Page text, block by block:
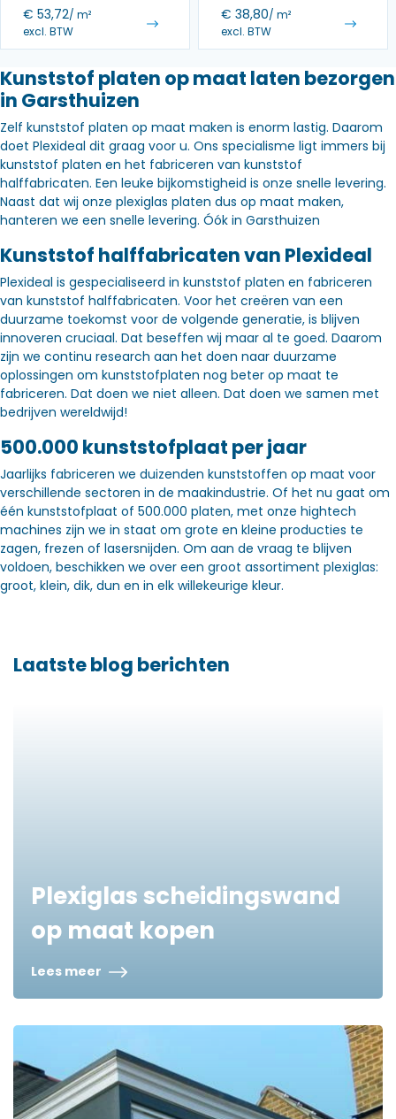
€ 53,72/ m²
excl. BTW
€ 38,80/ m²
excl. BTW
Kunststof platen op maat laten bezorgen
in Garsthuizen
Zelf kunststof platen op maat maken is enorm lastig. Daarom
doet Plexideal dit graag voor u. Ons specialisme ligt immers bij
kunststof platen en het fabriceren van kunststof
halffabricaten. Een leuke bijkomstigheid is onze snelle levering.
Naast dat wij onze plexiglas platen dus op maat maken,
hanteren we een snelle levering. Óók in Garsthuizen
Kunststof halffabricaten van Plexideal
Plexideal is gespecialiseerd in kunststof platen en fabriceren
van kunststof halffabricaten. Voor het creëren van een
duurzame toekomst voor de volgende generatie, is blijven
innoveren cruciaal. Dat beseffen wij maar al te goed. Daarom
zijn we continu research aan het doen naar duurzame
oplossingen om kunststofplaten nog beter op maat te
fabriceren. Dat doen we niet alleen. Dat doen we samen met
bedrijven wereldwijd!
500.000 kunststofplaat per jaar
Jaarlijks fabriceren we duizenden kunststoffen op maat voor
verschillende sectoren in de maakindustrie. Of het nu gaat om
één kunststofplaat of 500.000 platen, met onze hightech
machines zijn we in staat om grote en kleine producties te
zagen, frezen of lasersnijden. Om aan de vraag te blijven
voldoen, beschikken we over een groot assortiment plexiglas:
groot, klein, dik, dun en in elk willekeurige kleur.
Laatste blog berichten
Plexiglas scheidingswand
op maat kopen
Lees meer